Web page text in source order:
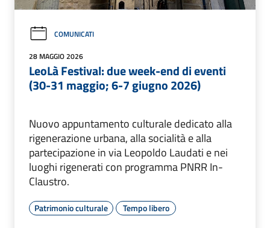
COMUNICATI
28 MAGGIO 2026
LeoLà Festival: due week-end di eventi
(30-31 maggio; 6-7 giugno 2026)
Nuovo appuntamento culturale dedicato alla
rigenerazione urbana, alla socialità e alla
partecipazione in via Leopoldo Laudati e nei
luoghi rigenerati con programma PNRR In-
Claustro.
Patrimonio culturale Tempo libero